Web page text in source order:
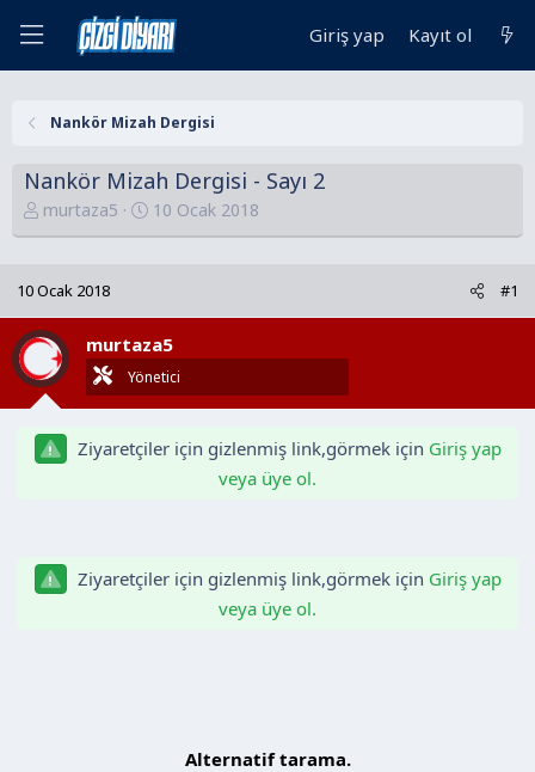
Giriş yap Kayıt ol
Nankör Mizah Dergisi
Nankör Mizah Dergisi - Sayı 2
K
o
u
y
u
B
a
l
a
murtaza5
B
a
a
n
g
ı
t
i
10 Ocak 2018
10 Ocak 2018 #1
murtaza5
Yönetici
Ziyaretçiler için gizlenmiş link,görmek için Giriş yap
veya üye ol.
Ziyaretçiler için gizlenmiş link,görmek için Giriş yap
veya üye ol.
Alternatif tarama.